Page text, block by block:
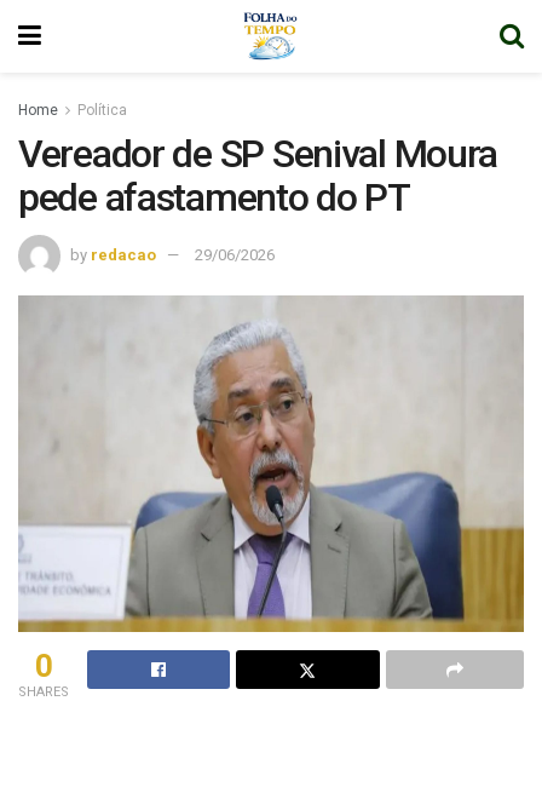
Home Política
Vereador de SP Senival Moura
pede afastamento do PT
by redacao 29/06/2026
0
SHARES